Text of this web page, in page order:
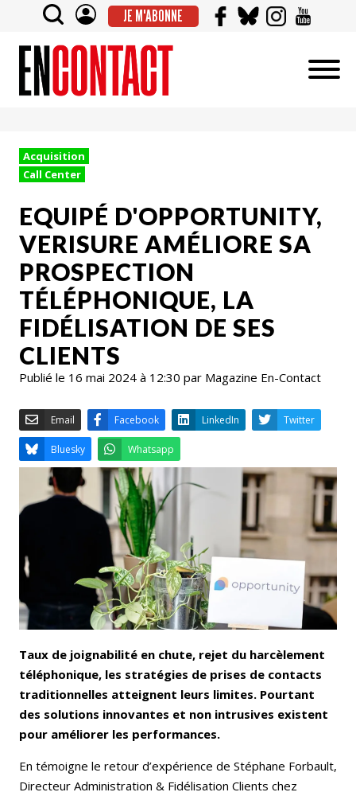
JE M'ABONNE
Acquisition
Call Center
EQUIPÉ D'OPPORTUNITY,
VERISURE AMÉLIORE SA
PROSPECTION
TÉLÉPHONIQUE, LA
FIDÉLISATION DE SES
CLIENTS
Publié le 16 mai 2024 à 12:30 par Magazine En-Contact
Facebook LinkedIn
Whatsapp
Taux de joignabilité en chute, rejet du harcèlement
téléphonique, les stratégies de prises de contacts
traditionnelles atteignent leurs limites. Pourtant
des solutions innovantes et non intrusives existent
pour améliorer les performances.
En témoigne le retour d’expérience de Stéphane Forbault,
Directeur Administration & Fidélisation Clients chez